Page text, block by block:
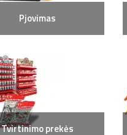
Pjovimas
Tvirtinimo prekės